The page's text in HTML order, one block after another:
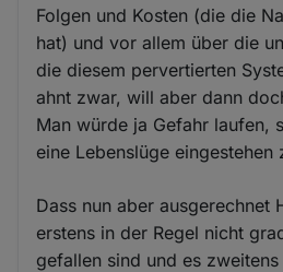
Folgen und Kosten (die die
hat) und vor allem über die
die diesem pervertierten
ahnt zwar, will aber dann
Man würde ja Gefahr laufen,
eine Lebenslüge eingestehen
Dass nun aber ausgerechnet
erstens in der Regel nicht
gefallen sind und es